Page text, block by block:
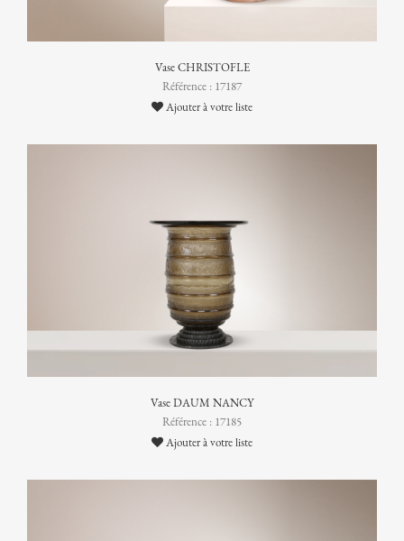
Vase CHRISTOFLE
Référence : 17187
Ajouter à votre liste
Vase DAUM NANCY
Référence : 17185
Ajouter à votre liste